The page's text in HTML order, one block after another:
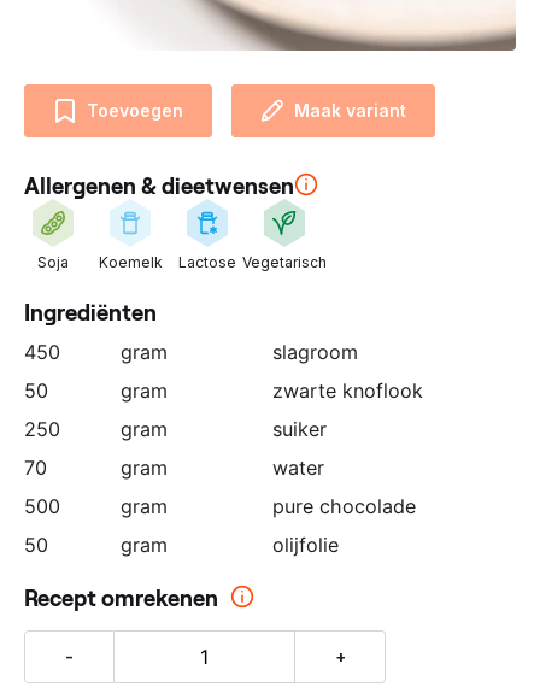
a
t
e
Toevoegen Maak variant
Allergenen & dieetwensen
Soja Koemelk Lactose Vegetarisch
Ingrediënten
450 gram
slagroom
50
gram
zwarte knoflook
250
gram
suiker
70
gram
water
500
gram
pure chocolade
50
gram olijfolie
Recept omrekenen
- +